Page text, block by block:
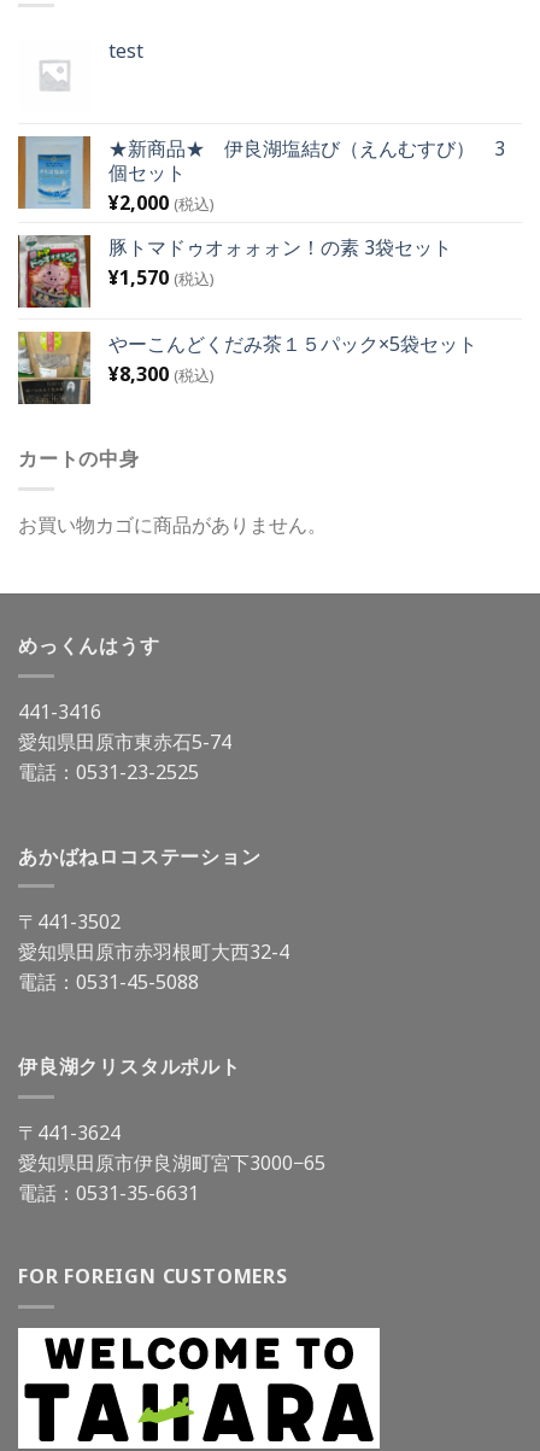
test
★新商品★ 伊良湖塩結び（えんむすび） 3
個セット
¥2,000 (税込)
豚トマドゥオォォォン！の素 3袋セット
¥1,570 (税込)
やーこんどくだみ茶１５パック×5袋セット
¥8,300 (税込)
カートの中身
お買い物カゴに商品がありません。
めっくんはうす
441-3416
愛知県田原市東赤石5-74
電話： 0531-23-2525
あかばねロコステーション
〒441-3502
愛知県田原市赤羽根町大西32-4
電話： 0531-45-5088
伊良湖クリスタルポルト
〒441-3624
愛知県田原市伊良湖町宮下3000−65
電話： 0531-35-6631
FOR FOREIGN CUSTOMERS